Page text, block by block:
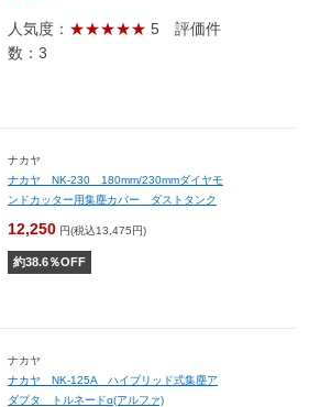
人気度： ★★★★★ 5 評価件
数：3
ナカヤ
ナカヤ NK-230 180mm/230mmダイヤモ
ンドカッター用集塵カバー ダストタンク
12,250 円(税込13,475円)
約38.6％OFF
ナカヤ
ナカヤ NK-125A ハイブリッド式集塵ア
ダプタ トルネードα(アルファ)